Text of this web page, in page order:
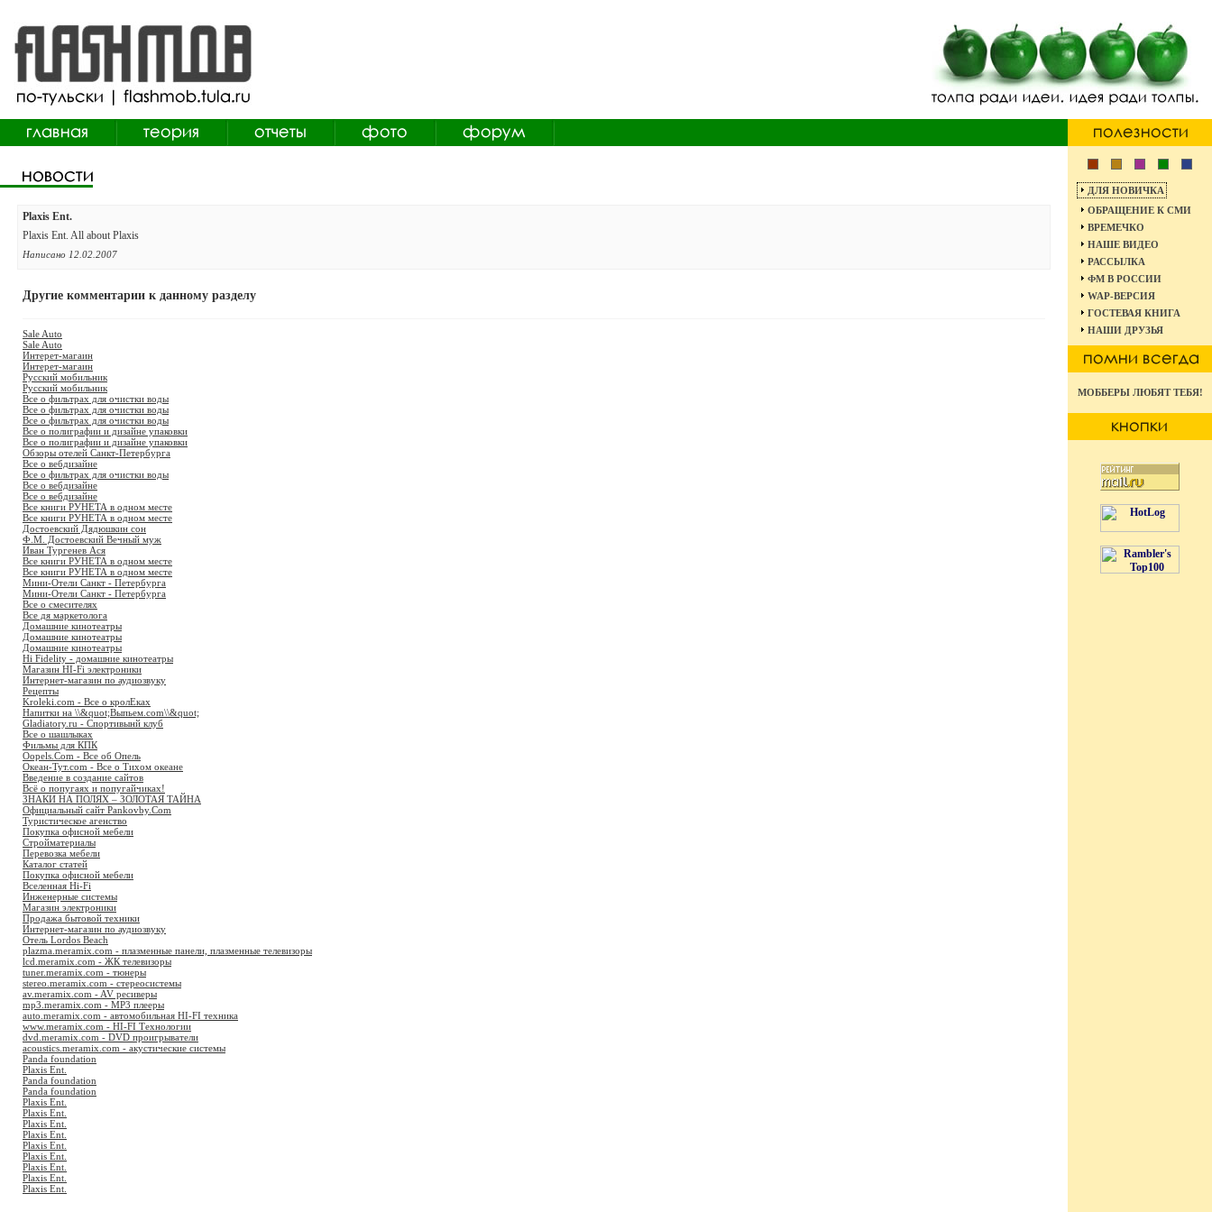
Plaxis Ent.
Plaxis Ent. All about Plaxis
Написано 12.02.2007
Другие комментарии к данному разделу
Sale Auto
Sale Auto
Интерет-магаин
Интерет-магаин
Русский мобильник
Русский мобильник
Все о фильтрах для очистки воды
Все о фильтрах для очистки воды
Все о фильтрах для очистки воды
Все о полиграфии и дизайне упаковки
Все о полиграфии и дизайне упаковки
Обзоры отелей Санкт-Петербурга
Все о вебдизайне
Все о фильтрах для очистки воды
Все о вебдизайне
Все о вебдизайне
Все книги РУНЕТА в одном месте
Все книги РУНЕТА в одном месте
Достоевский Дядюшкин сон
Ф.М. Достоевский Вечный муж
Иван Тургенев Ася
Все книги РУНЕТА в одном месте
Все книги РУНЕТА в одном месте
Мини-Отели Санкт - Петербурга
Мини-Отели Санкт - Петербурга
Все о смесителях
Все дя маркетолога
Домашние кинотеатры
Домашние кинотеатры
Домашние кинотеатры
Hi Fidelity - домашние кинотеатры
Магазин HI-Fi электроники
Интернет-магазин по аудиозвуку
Рецепты
Kroleki.com - Все о кролЕках
Напитки на \\&quot;Выпьем.com\\&quot;
Gladiatory.ru - Спортивынй клуб
Все о шашлыках
Фильмы для КПК
Oopels.Com - Все об Опель
Океан-Тут.com - Все о Тихом океане
Введение в создание сайтов
Всё о попугаях и попугайчиках!
ЗНАКИ НА ПОЛЯХ – ЗОЛОТАЯ ТАЙНА
Официальный сайт Pankovby.Com
Туристическое агенство
Покупка офисной мебели
Стройматериалы
Перевозка мебели
Каталог статей
Покупка офисной мебели
Вселенная Hi-Fi
Инженерные системы
Магазин электроники
Продажа бытовой техники
Интернет-магазин по аудиозвуку
Отель Lordos Beach
plazma.meramix.com - плазменные панели, плазменные телевизоры
lcd.meramix.com - ЖК телевизоры
tuner.meramix.com - тюнеры
stereo.meramix.com - стереосистемы
av.meramix.com - AV ресиверы
mp3.meramix.com - MP3 плееры
auto.meramix.com - автомобильная HI-FI техника
www.meramix.com - HI-FI Технологии
dvd.meramix.com - DVD проигрыватели
acoustics.meramix.com - акустические системы
Panda foundation
Plaxis Ent.
Panda foundation
Panda foundation
Plaxis Ent.
Plaxis Ent.
Plaxis Ent.
Plaxis Ent.
Plaxis Ent.
Plaxis Ent.
Plaxis Ent.
Plaxis Ent.
Plaxis Ent.
ДЛЯ НОВИЧКА
ОБРАЩЕНИЕ К СМИ
ВРЕМЕЧКО
НАШЕ ВИДЕО
РАССЫЛКА
ФМ В РОССИИ
WAP-ВЕРСИЯ
ГОСТЕВАЯ КНИГА
НАШИ ДРУЗЬЯ
МОББЕРЫ ЛЮБЯТ ТЕБЯ!